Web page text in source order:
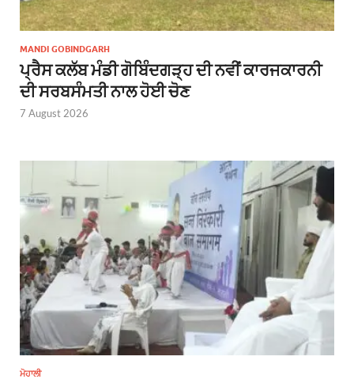
MANDI GOBINDGARH
ਪ੍ਰੈਸ ਕਲੱਬ ਮੰਡੀ ਗੋਬਿੰਦਗੜ੍ਹ ਦੀ ਨਵੀਂ ਕਾਰਜਕਾਰਨੀ
ਦੀ ਸਰਬਸੰਮਤੀ ਨਾਲ ਹੋਈ ਚੋਣ
7 August 2026
ਮੋਹਾਲੀ